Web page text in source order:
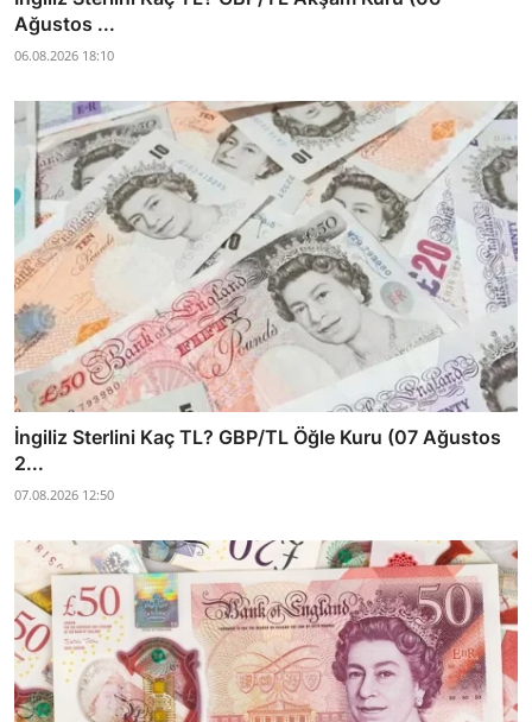
Ağustos ...
06.08.2026 18:10
İngiliz Sterlini Kaç TL? GBP/TL Öğle Kuru (07 Ağustos
2...
07.08.2026 12:50